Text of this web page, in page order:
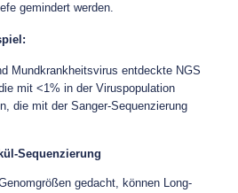
gemindert werden.
Mundkrankheitsvirus entdeckte NGS
mit <1% in der Viruspopulation
die mit der Sanger-Sequenzierung
Sequenzierung
gedacht, können Long-